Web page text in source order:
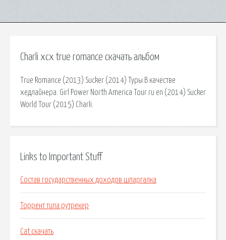
Charli xcx true romance скачать альбом
True Romance (2013) Sucker (2014) Туры В качестве
хедлайнера. Girl Power North America Tour ru en (2014) Sucker
World Tour (2015) Charli.
Links to Important Stuff
Состав государственных доходов шпаргалка
Торрент типа рутрекер
Cat скачать